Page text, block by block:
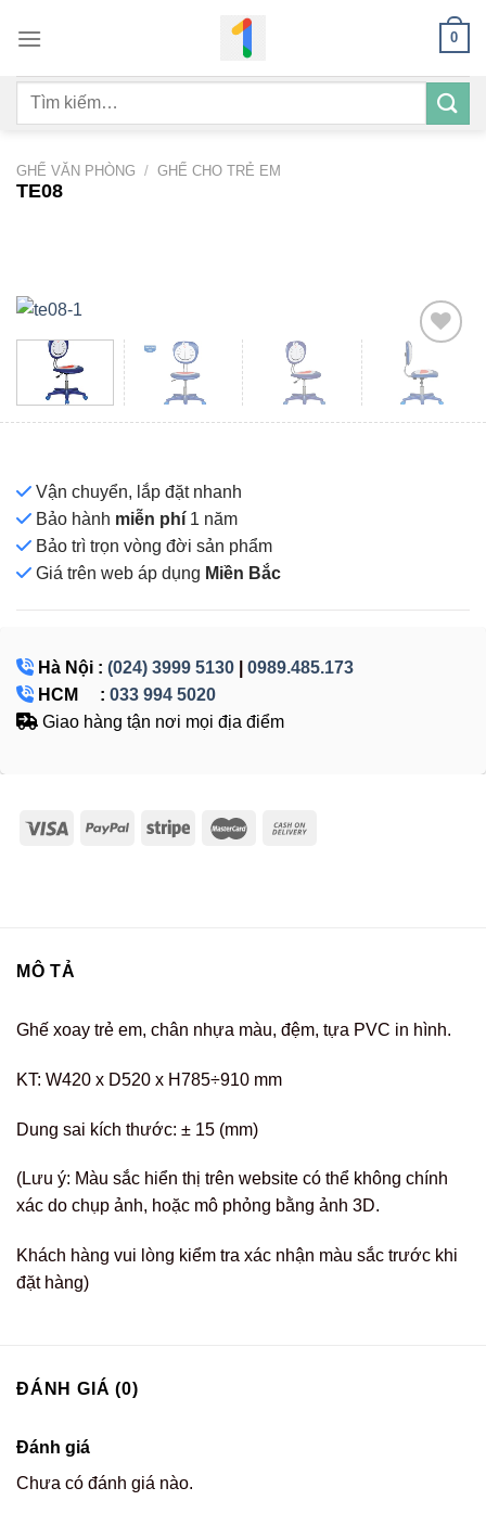
qua
dung
0
Tìm
GHẾ VĂN PHÒNG / GHẾ CHO TRẺ EM
TE08
Add to
wishlist
Vận chuyển, lắp đặt nhanh
Bảo hành miễn phí 1 năm
Bảo trì trọn vòng đời sản phẩm
Giá trên web áp dụng Miền Bắc
Hà Nội : (024) 3999 5130
0989.485.173
HCM : 033 994 5020
Giao hàng tận nơi mọi địa điểm
MÔ TẢ
Ghế xoay trẻ em, chân nhựa màu, đệm, tựa PVC in hình.
KT: W420 x D520 x H785÷910 mm
Dung sai kích thước: ± 15 (mm)
(Lưu ý: Màu sắc hiển thị trên website có thể không chính
xác do chụp ảnh, hoặc mô phỏng bằng ảnh 3D.
Khách hàng vui lòng kiểm tra xác nhận màu sắc trước khi
đặt hàng)
ĐÁNH GIÁ (0)
Đánh giá
Chưa có đánh giá nào.